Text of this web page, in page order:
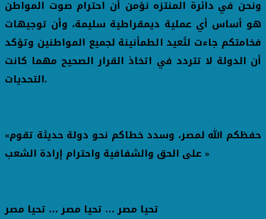
ونحن في دائرة المنتزه نؤمن أن احترام صوت المواطن
هو أساس أي عملية ديمقراطية سليمة، وأن توجيهات
فخامتكم جاءت لتُعيد الطمأنينة لجميع المواطنين وتؤكد
أن الدولة لا تتردد في اتخاذ القرار الصحيح مهما كانت
التحديات.
«حفظكم الله لمصر، وسدد خطاكم نحو دولة حديثة تقوم
على الحق والشفافية واحترام إرادة الشعب »
تحيا مصر … تحيا مصر … تحيا مصر